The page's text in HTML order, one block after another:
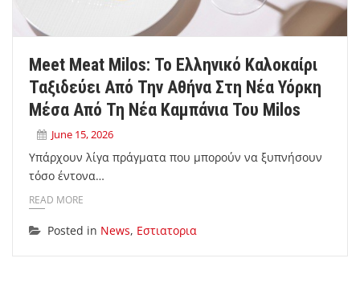
Meet Meat Milos: Το Ελληνικό Καλοκαίρι
Ταξιδεύει Από Την Αθήνα Στη Νέα Υόρκη
Μέσα Από Τη Νέα Καμπάνια Του Milos
June 15, 2026
Υπάρχουν λίγα πράγματα που μπορούν να ξυπνήσουν
τόσο έντονα…
READ MORE
Posted in News, Εστιατορια